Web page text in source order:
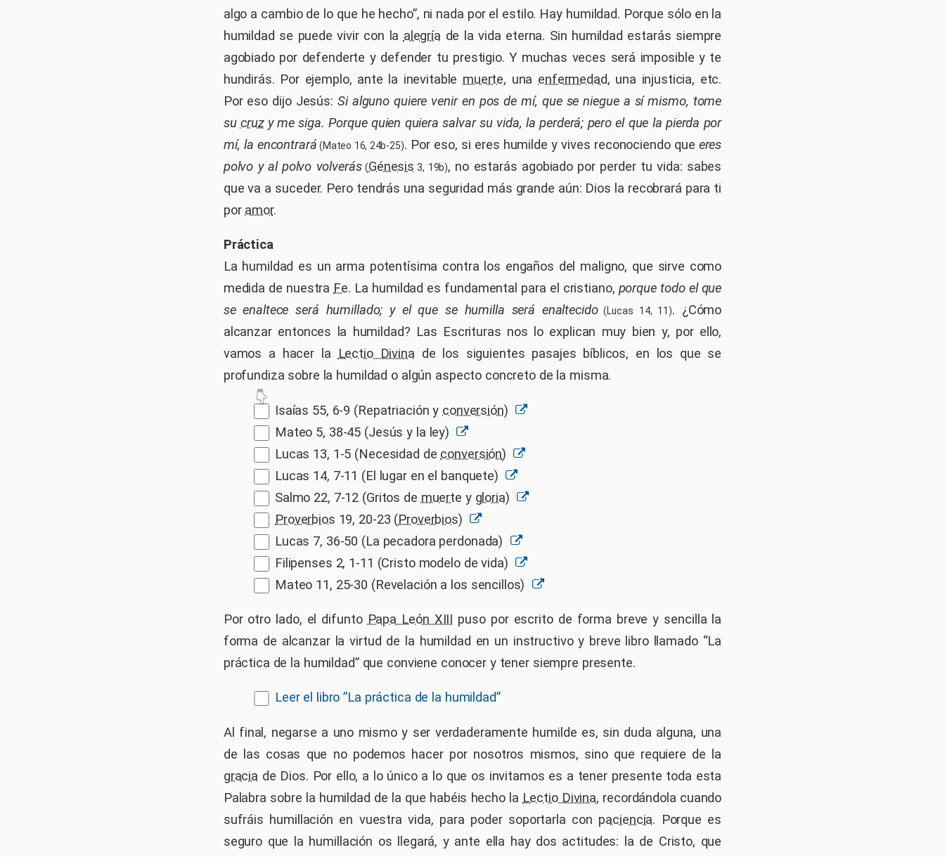
algo a cambio de lo que he hecho”, ni nada por el estilo. Hay humildad. Porque sólo en la
humildad se puede vivir con la alegría de la vida eterna. Sin humildad estarás siempre
agobiado por defenderte y defender tu prestigio. Y muchas veces será imposible y te
hundirás. Por ejemplo, ante la inevitable muerte, una enfermedad, una injusticia, etc.
Por eso dijo Jesús:Si alguno quiere venir en pos de mí, que se niegue a sí mismo, tome
su cruzy me siga. Porque quien quiera salvar su vida, la perderá; pero el que la pierda por
mí, la encontrará (Mateo 16, 24b-25). Por eso, si eres humilde y vives reconociendo que eres
polvo y al polvo volverás(Génesis 3, 19b), no estarás agobiado por perder tu vida: sabes
que va a suceder. Pero tendrás una seguridad más grande aún: Dios la recobrará para ti
por amor.
Práctica
La humildad es un arma potentísima contra los engaños del maligno, que sirve como
medida de nuestra Fe. La humildad es fundamental para el cristiano, porque todo el que
se enaltece será humillado; y el que se humilla será enaltecido(Lucas 14, 11). ¿Cómo
alcanzar entonces la humildad? Las Escrituras nos lo explican muy bien y, por ello,
vamos a hacer la
Lectio Divina de los siguientes pasajes bíblicos, en los que se
profundiza sobre la humildad o algún aspecto concreto de la misma.
Isaías 55, 6-9 (Repatriación y conversión)
Mateo 5, 38-45 (Jesús y la ley)
Lucas 13, 1-5 (Necesidad de conversión)
Lucas 14, 7-11 (El lugar en el banquete)
Salmo 22, 7-12 (Gritos de muerte y gloria)
Proverbios 19, 20-23 (Proverbios)
Lucas 7, 36-50 (La pecadora perdonada)
Filipenses 2, 1-11 (Cristo modelo de vida)
Mateo 11, 25-30 (Revelación a los sencillos)
Por otro lado, el difunto Papa León XIII puso por escrito de forma breve y sencilla la
forma de alcanzar la virtud de la humildad en un instructivo y breve libro llamado “La
práctica de la humildad” que conviene conocer y tener siempre presente.
Leer el libro ”La práctica de la humildad”
Al final, negarse a uno mismo y ser verdaderamente humilde es, sin duda alguna, una
de las cosas que no podemos hacer por nosotros mismos, sino que requiere de la
gracia de Dios. Por ello, a lo único a lo que os invitamos es a tener presente toda esta
Palabra sobre la humildad de la que habéis hecho la Lectio Divina, recordándola cuando
sufráis humillación en vuestra vida, para poder soportarla con paciencia. Porque es
seguro que la humillación os llegará, y ante ella hay dos actitudes: la de Cristo, que